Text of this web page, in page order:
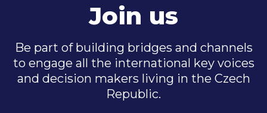
Join us
Be part of building bridges and channels
to engage all the international key voices
and decision makers living in the Czech
Republic.